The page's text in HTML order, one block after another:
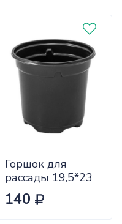
Горшок для
рассады 19,5*23
круг. 5,5л
ЧЕРН(35)¶
140